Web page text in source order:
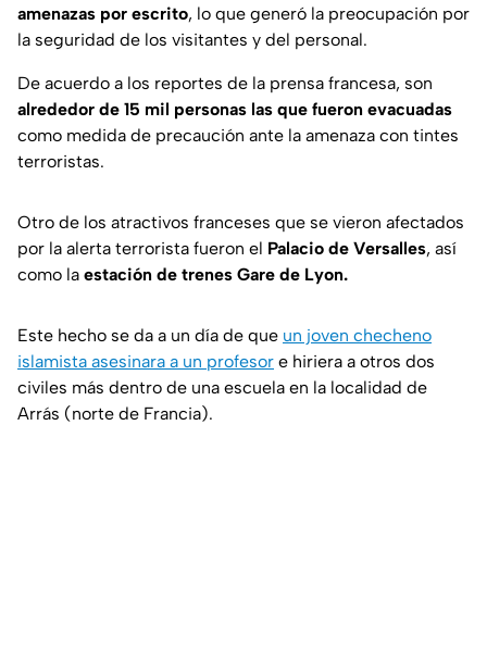
amenazas por escrito, lo que generó la preocupación por
la seguridad de los visitantes y del personal.
De acuerdo a los reportes de la prensa francesa, son
alrededor de 15 mil personas las que fueron evacuadas
como medida de precaución ante la amenaza con tintes
terroristas.
Otro de los atractivos franceses que se vieron afectados
por la alerta terrorista fueron el Palacio de Versalles, así
como la estación de trenes Gare de Lyon.
Este hecho se da a un día de que un joven checheno
islamista asesinara a un profesor e hiriera a otros dos
civiles más dentro de una escuela en la localidad de
Arrás (norte de Francia).